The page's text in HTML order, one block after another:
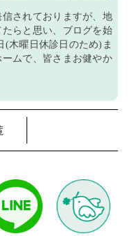
されておりますが、地
らと思い、ブログを始
(木曜日休診日のため)ま
ムで、皆さまお健やか